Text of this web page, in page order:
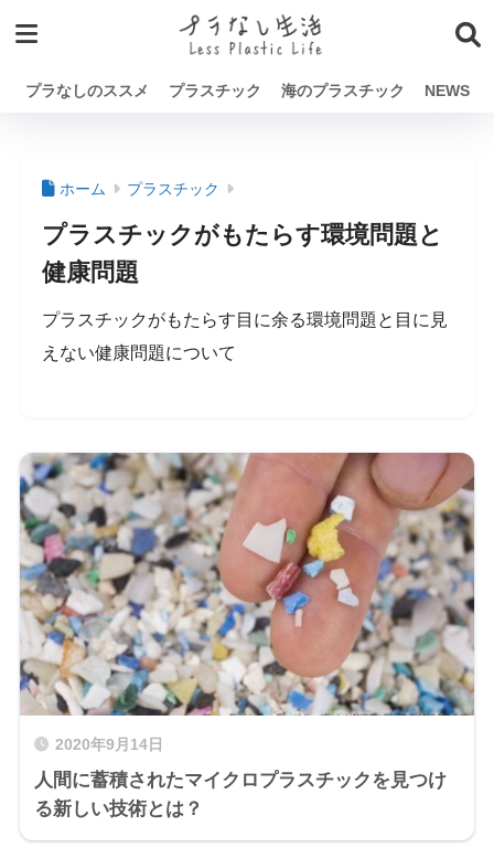
プラなしのススメ プラスチック 海のプラスチック NEWS
ホーム プラスチック
プラスチックがもたらす環境問題と
健康問題
プラスチックがもたらす目に余る環境問題と目に見
えない健康問題について
2020年9月14日
人間に蓄積されたマイクロプラスチックを見つけ
る新しい技術とは？